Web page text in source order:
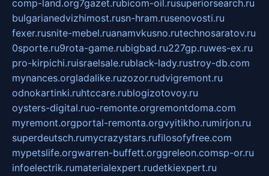
comp-land.org7gazet.rubicom-oil.rusuperiorsearch.ru
bulgarianedvizhimost.rusn-hram.rusenovosti.ru
fexer.rusnite-mebel.ruanamvkusno.rutechnosaratov.ru
0sporte.ru9rota-game.rubigbad.ru227gp.ruwes-ex.ru
pro-kirpichi.ruisraelsale.rublack-lady.rustroy-db.com
mynances.orgladalike.ruzozor.rudvigremont.ru
odnokartinki.ruhtccare.rublogizotovoy.ru
oysters-digital.ruo-remonte.orgremontdoma.com
myremont.orgportal-remonta.orgvyitikho.rumirjon.ru
superdeutsch.rumycrazystars.rufilosofyfree.com
mypetslife.orgwarren-buffett.orggreleon.comsp-or.ru
infoelectrik.rumaterialexpert.rudetkiexpert.ru